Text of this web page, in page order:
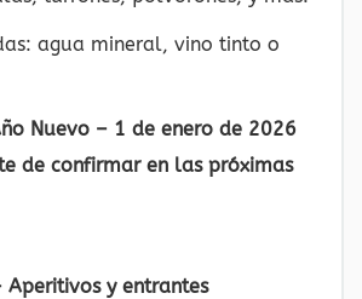
agua mineral, vino tinto o
Nuevo – 1 de enero de 2026
de confirmar en las próximas
y entrantes